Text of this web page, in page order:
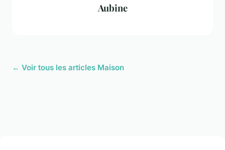
Aubine
← Voir tous les articles Maison